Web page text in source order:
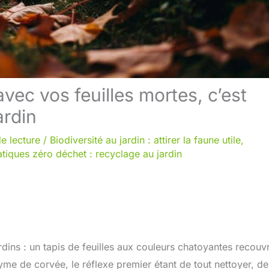
vos feuilles mortes, c’est
lecture / Biodiversité au jardin : attirer la faune utile,
zéro déchet : recyclage au jardin
: un tapis de feuilles aux couleurs chatoyantes
de corvée, le réflexe premier étant de tout nettoyer,